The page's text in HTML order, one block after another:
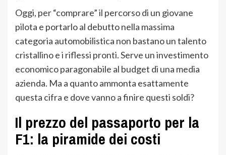
Oggi, per “comprare” il percorso di un giovane
pilota e portarlo al debutto nella massima
categoria automobilistica non bastano un talento
cristallino e i riflessi pronti. Serve un investimento
economico paragonabile al budget di una media
azienda. Ma a quanto ammonta esattamente
questa cifra e dove vanno a finire questi soldi?
Il prezzo del passaporto per la
F1: la piramide dei costi